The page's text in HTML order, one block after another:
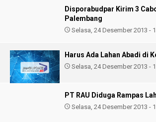
Disporabudpar Kirim 3
Palembang
Selasa, 24 Desember 2013 -
Harus Ada Lahan Abadi di
Selasa, 24 Desember 2013 -
PT RAU Diduga Rampas
Selasa, 24 Desember 2013 -